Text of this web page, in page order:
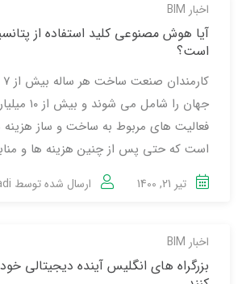
اخبار BIM
است؟
جهان را شامل
فعالیت های مربوط به ساخت و ساز
است که حتی پس از چنین هزینه ها و
تیر 21, 1400 ارسال شده توسط
اخبار BIM
بزرگراه های انگلیس آینده دیجیتالی